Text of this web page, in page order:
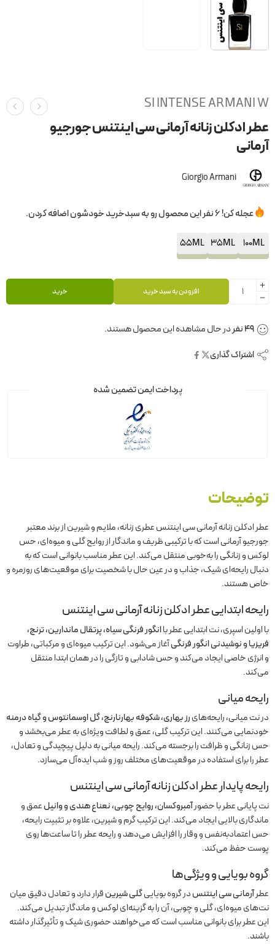
SI INTENSE ARMANI W
عطر ادکلن زنانه آرمانی سی اینتنس جورجیو
آرمانی
Giorgio Armani
عجله کن! 6 نفر این محصول رو به سبدخرید خودشون اضافه کردن.
100ML
35ML
55ML
افزودن به سبد خرید خرید
44 نفردر حال مشاهده این محصول هستند.
اشتراک گذاری
پرداخت ایمن تضمین شده
توضیحات
عطر ادکلن زنانه آرمانی سی اینتنس عطری زنانه، ملایم و شیرین از برند معتبر
جورجیو آرمانی است که با ترکیبی ظریف و ماندگار از روایح گلی و میوه‌ای، حس
لوکس و زنانگی را به‌خوبی منتقل می‌کند. این عطر مناسب بانوانی است که به
دنبال رایحه‌ای شیک، جذاب و در عین حال با شخصیت برای موقعیت‌های روزمره و
خاص هستند.
رایحه ابتدایی عطر ادکلن زنانه آرمانی سی اینتنس
با اولین اسپری، نت ابتدایی عطر باانگور فرنگی سیاه، پرتقال ماندارین، ترنج،
فریزیا و نوشیدنی انگور فرنگیآغاز می‌شود. این ترکیب میوه‌ای و مرکباتی، طراوت
و انرژی خاصی ایجاد می‌کند و حس شادابی و تازگی را در همان ابتدا منتقل
می‌کند.
رایحه میانی
در نت میانی، رایحه‌هایرز بهاری، شکوفه بهارنارنج، گل اوسمانتوس و گیاه درمنه
خودنمایی می‌کنند. این ترکیب گلی، عمق و لطافت ویژه‌ای به عطر می‌بخشد و
حس زنانگی و ظرافت را برجسته می‌کند. رایحه میانی به دلیل پیچیدگی و تعادل،
عطر را برای استفاده در موقعیت‌های مختلف روز و شب ایده‌آل می‌سازد.
رایحه پایدار عطر ادکلن زنانه آرمانی سی اینتنس
نت پایانی عطر با حضورآمبروکسان، روایح چوبی، نعناع هندی و وانیلعمق و
ماندگاری بالایی ایجاد می‌کند. این ترکیب گرم و شیرین، علاوه بر تثبیت رایحه،
حس اعتمادبه‌نفس و وقار را افزایش می‌دهد و رایحه عطر را تا ساعت‌ها روی
پوست حفظ می‌کند.
گروه بویایی و ویژگی‌ها
عطرآرمانی سی اینتنسدر گروه بویاییگلی شیرینقرار دارد و تعادل دقیق میان
نت‌های میوه‌ای، گلی و چوبی، آن را به گزینه‌ای لوکس و ماندگار تبدیل می‌کند.
این عطر برای بانوانی مناسب است که می‌خواهند حضوری شیک و تأثیرگذار داشته
باشند.